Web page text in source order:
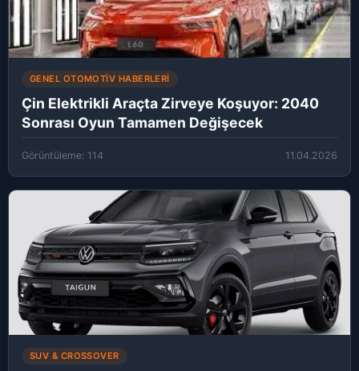
GENEL OTOMOTIV HABERLERI
Çin Elektrikli Araçta Zirveye Koşuyor: 2040
Sonrası Oyun Tamamen Değişecek
Görüntüleme: 114 11.04.2026
SUV & CROSSOVER